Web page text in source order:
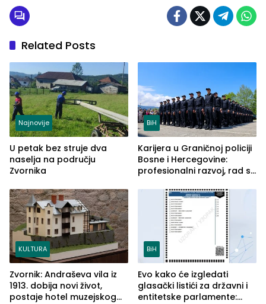
Related Posts
Najnovije
U petak bez struje dva
naselja na području
Zvornika
BiH
Karijera u Graničnoj policiji
Bosne i Hercegovine:
profesionalni razvoj, rad sa
služba građanima
KULTURA
Zvornik: Andraševa vila iz
1913. dobija novi život,
postaje hotel muzejskog
BiH
Evo kako će izgledati
glasački listići za državni i
entitetske parlamente: